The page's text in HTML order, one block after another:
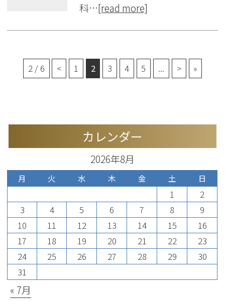
科…[read more]
2 / 6 < 1 2 3 4 5 ... > »
カレンダー
2026年8月
月 火 水 木 金 土 日
1
2
3
4 5 6 7 8
9
10
11 12 13 14 15
16
17
18 19 20 21 22
23
24
25 26 27 28 29
30
31
« 7月